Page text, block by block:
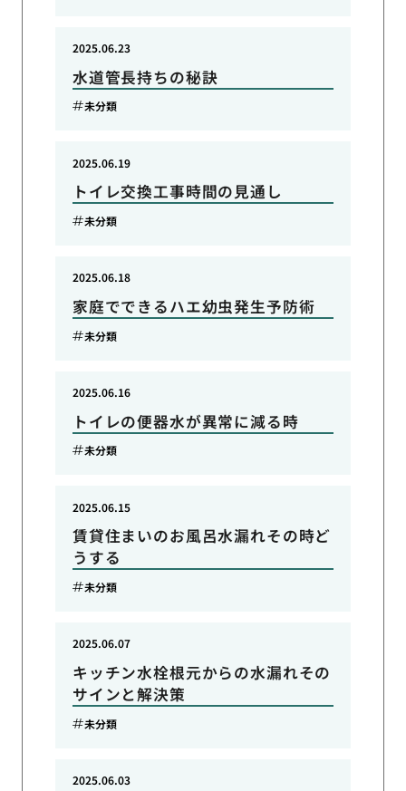
水道管長持ちの秘訣
2025.06.23
未分類
トイレ交換工事時間の見通し
2025.06.19
未分類
家庭でできるハエ幼虫発生予防術
2025.06.18
未分類
トイレの便器水が異常に減る時
2025.06.16
未分類
賃貸住まいのお風呂水漏れその時ど
うする
2025.06.15
未分類
キッチン水栓根元からの水漏れその
サインと解決策
2025.06.07
未分類
2025.06.03